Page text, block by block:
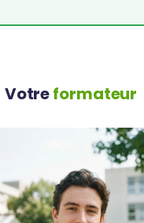
Votreformateur